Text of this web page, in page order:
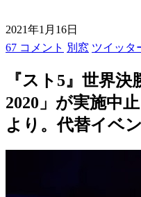
2021年1月16日
67 コメント 別窓 ツイッタ
『スト5』世界
2020」が実施中
より。代替イベ